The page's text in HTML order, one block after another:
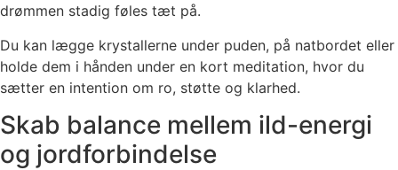
drømmen stadig føles tæt på.
Du kan lægge krystallerne under puden, på natbordet eller
holde dem i hånden under en kort meditation, hvor du
sætter en intention om ro, støtte og klarhed.
Skab balance mellem ild-energi
og jordforbindelse